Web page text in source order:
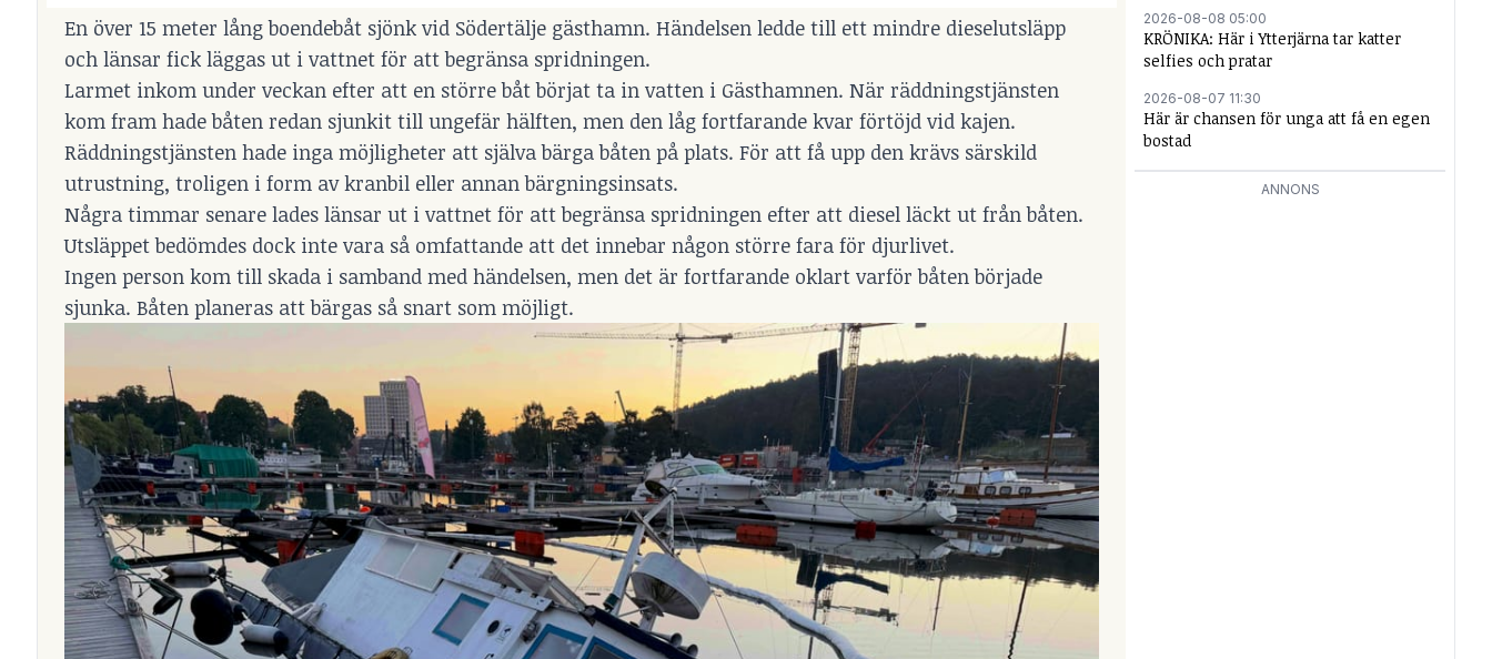
En över 15 meter lång boendebåt sjönk vid Södertälje gästhamn. Händelsen ledde till ett mindre dieselutsläpp
och länsar fick läggas ut i vattnet för att begränsa spridningen.
Larmet inkom under veckan efter att en större båt börjat ta in vatten i Gästhamnen. När räddningstjänsten
kom fram hade båten redan sjunkit till ungefär hälften, men den låg fortfarande kvar förtöjd vid kajen.
Räddningstjänsten hade inga möjligheter att själva bärga båten på plats. För att få upp den krävs särskild
utrustning, troligen i form av kranbil eller annan bärgningsinsats.
Några timmar senare lades länsar ut i vattnet för att begränsa spridningen efter att diesel läckt ut från båten.
Utsläppet bedömdes dock inte vara så omfattande att det innebar någon större fara för djurlivet.
Ingen person kom till skada i samband med händelsen, men det är fortfarande oklart varför båten började
sjunka. Båten planeras att bärgas så snart som möjligt.
2026-08-08 05:00
KRÖNIKA: Här i Ytterjärna tar katter
selfies och pratar
2026-08-07 11:30
Här är chansen för unga att få en egen
bostad
ANNONS